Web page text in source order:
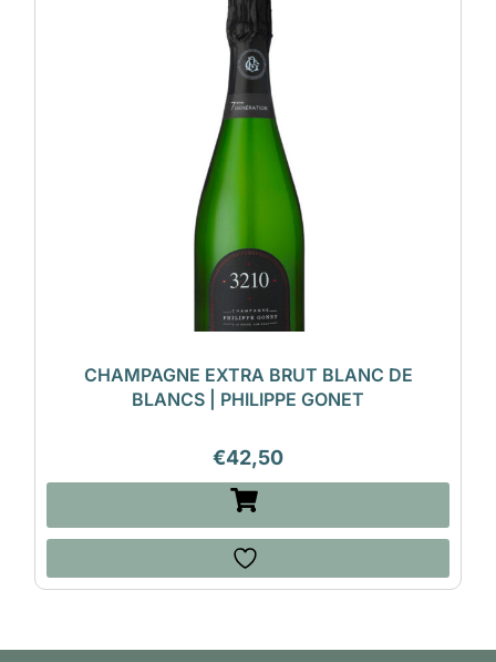
CHAMPAGNE EXTRA BRUT BLANC DE
BLANCS | PHILIPPE GONET
€42,50